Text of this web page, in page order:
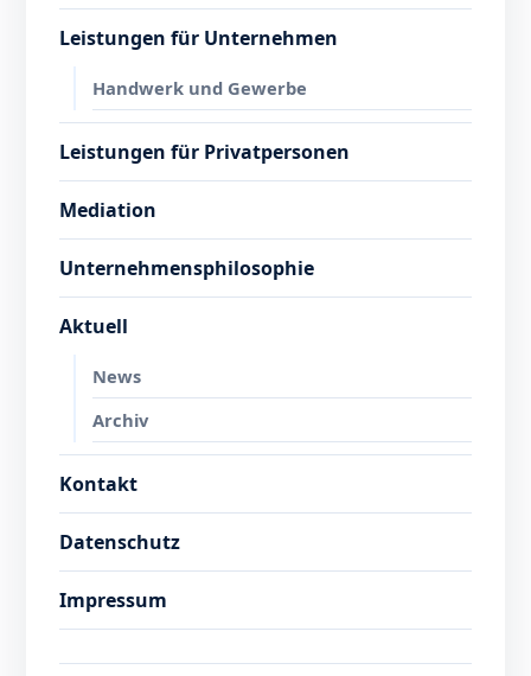
Leistungen für Unternehmen
Handwerk und Gewerbe
Leistungen für Privatpersonen
Mediation
Unternehmensphilosophie
Aktuell
News
Archiv
Kontakt
Datenschutz
Impressum